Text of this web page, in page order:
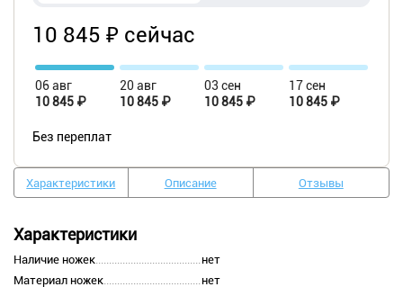
10 845 ₽ сейчас
06 авг
10 845 ₽
20 авг
10 845 ₽
03 сен
10 845 ₽
17 сен
10 845 ₽
Без переплат
Характеристики Описание Отзывы
Характеристики
Наличие ножек
нет
Материал ножек
нет